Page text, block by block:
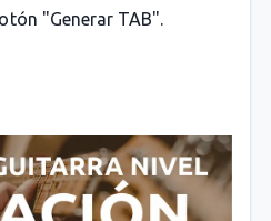
"Generar TAB".